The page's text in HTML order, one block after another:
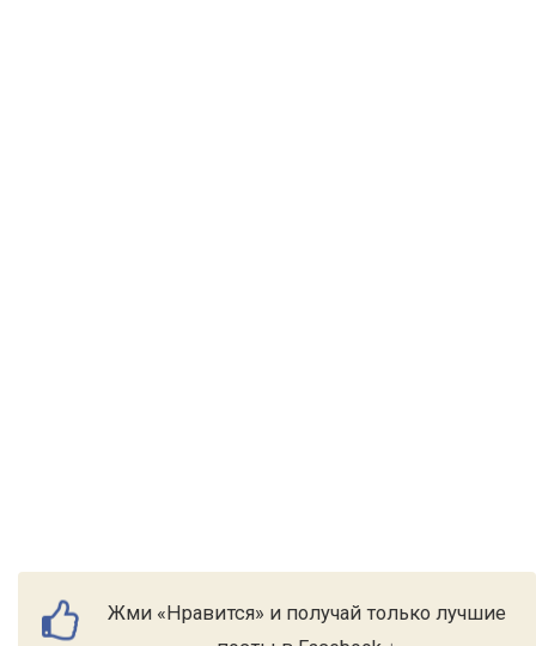
Жми «Нравится» и получай только лучшие